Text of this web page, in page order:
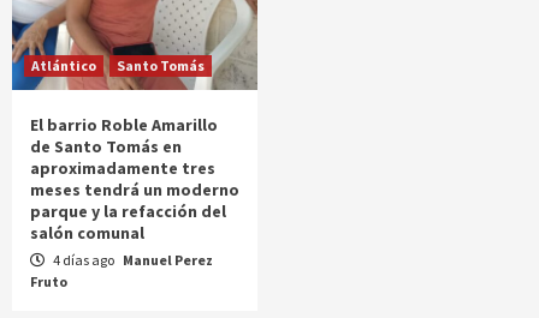
Atlántico Santo Tomás
El barrio Roble Amarillo
de Santo Tomás en
aproximadamente tres
meses tendrá un moderno
parque y la refacción del
salón comunal
4 días ago Manuel Perez
Fruto